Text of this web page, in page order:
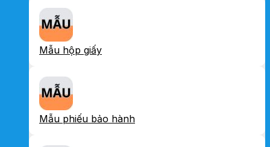
Mẫu hộp giấy
Mẫu phiếu bảo hành